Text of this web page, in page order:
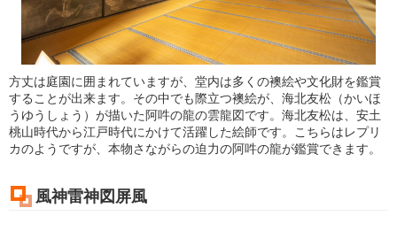
方丈は庭園に囲まれていますが、堂内は多くの襖絵や文化財を鑑賞
することが出来ます。その中でも際立つ襖絵が、海北友松（かいほ
うゆうしょう）が描いた阿吽の龍の雲龍図です。海北友松は、安土
桃山時代から江戸時代にかけて活躍した絵師です。こちらはレプリ
カのようですが、本物さながらの迫力の阿吽の龍が鑑賞できます。
風神雷神図屏風